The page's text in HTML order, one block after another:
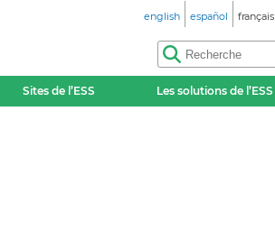
english español français
Sites de l’ESS Les solutions de l’ESS